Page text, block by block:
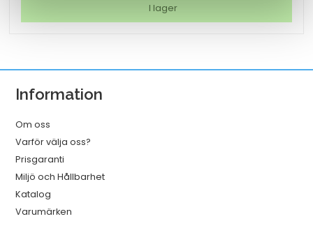
tag
I lager
Information
Om oss
Varför välja oss?
Prisgaranti
Miljö och Hållbarhet
Katalog
Varumärken